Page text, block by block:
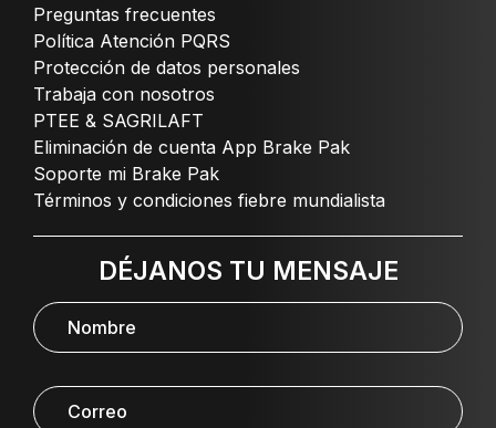
Preguntas frecuentes
Política Atención PQRS
Protección de datos personales
Trabaja con nosotros
PTEE & SAGRILAFT
Eliminación de cuenta App Brake Pak
Soporte mi Brake Pak
Términos y condiciones fiebre mundialista
DÉJANOS TU MENSAJE